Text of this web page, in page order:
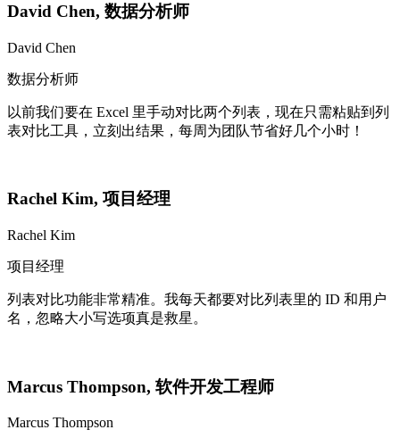
David Chen, 数据分析师
David Chen
数据分析师
以前我们要在 Excel 里手动对比两个列表，现在只需粘贴到列
表对比工具，立刻出结果，每周为团队节省好几个小时！
Rachel Kim, 项目经理
Rachel Kim
项目经理
列表对比功能非常精准。我每天都要对比列表里的 ID 和用户
名，忽略大小写选项真是救星。
Marcus Thompson, 软件开发工程师
Marcus Thompson